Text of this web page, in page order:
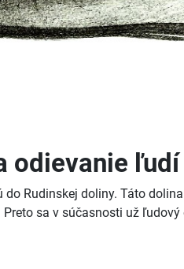
odievanie ľudí
do Rudinskej doliny. Táto
sa v súčasnosti už